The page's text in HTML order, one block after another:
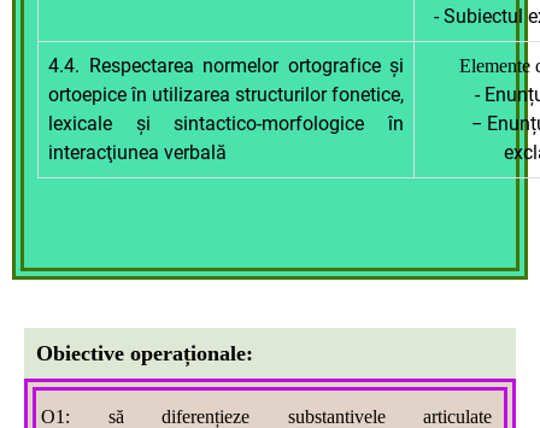
- Subiectul
4.4. Respectarea normelor ortografice şi
ortoepice în utilizarea structurilor fonetice,
lexicale şi sintactico-morfologice în
interacţiunea verbală
Elemente
-
−
Obiective operaționale:
O1: să diferențieze substantivele articulate